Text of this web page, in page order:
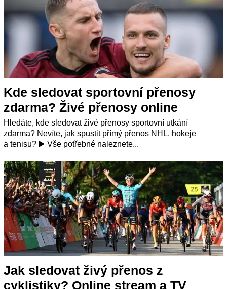
Kde sledovat sportovní přenosy
zdarma? Živé přenosy online
Hledáte, kde sledovat živé přenosy sportovní utkání
zdarma? Nevíte, jak spustit přímý přenos NHL, hokeje
a tenisu? ▶️ Vše potřebné naleznete...
Jak sledovat živý přenos z
cyklistiky? Online stream a TV